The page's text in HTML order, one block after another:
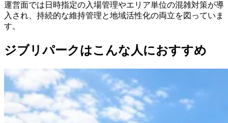
運営面では日時指定の入場管理やエリア単位の混雑対策が導
入され、持続的な維持管理と地域活性化の両立を図っていま
す。
ジブリパークはこんな人におすすめ